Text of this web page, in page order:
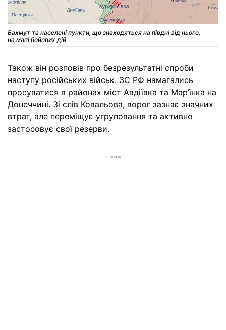
Бахмут та населені пункти, що знаходяться на півдні від нього,
на мапі бойових дій
Також він розповів про безрезультатні спроби
наступу російських військ. ЗС РФ намагались
просуватися в районах міст Авдіївка та Мар’їнка на
Донеччині. Зі слів Ковальова, ворог зазнає значних
втрат, але переміщує угруповання та активно
застосовує свої резерви.
РЕКЛАМА